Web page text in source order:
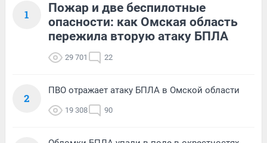
1
Пожар и две беспилотные
опасности: как Омская область
пережила вторую атаку БПЛА
29 701 22
2
ПВО отражает атаку БПЛА в Омской области
19 308 90